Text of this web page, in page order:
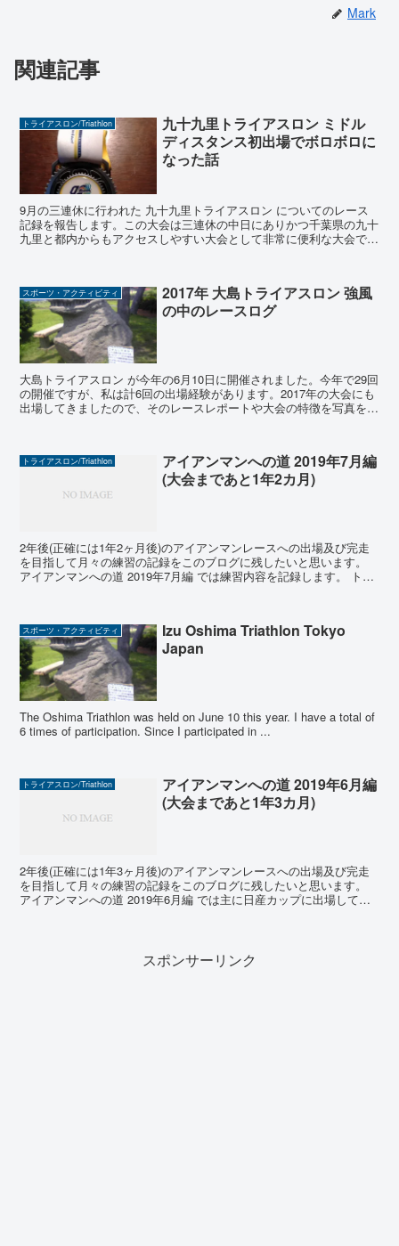
Mark
関連記事
トライアスロン/Triathlon
九十九里トライアスロン ミドル
ディスタンス初出場でボロボロに
なった話
9月の三連休に行われた 九十九里トライアスロン についてのレース
記録を報告します。この大会は三連休の中日にありかつ千葉県の九十
九里と都内からもアクセスしやすい大会として非常に便利な大会で
スポーツ・アクティビティ
2017年 大島トライアスロン 強風
の中のレースログ
大島トライアスロン が今年の6月10日に開催されました。今年で29回
の開催ですが、私は計6回の出場経験があります。2017年の大会にも
出場してきましたので、そのレースレポートや大会の特徴を写真を交
トライアスロン/Triathlon
アイアンマンへの道 2019年7月編
(大会まであと1年2カ月)
2年後(正確には1年2ヶ月後)のアイアンマンレースへの出場及び完走
を目指して月々の練習の記録をこのブログに残したいと思います。
アイアンマンへの道 2019年7月編 では練習内容を記録します。 トラ
スポーツ・アクティビティ
Izu Oshima Triathlon Tokyo
Japan
The Oshima Triathlon was held on June 10 this year. I have a total of
6 times of participation. Since I participated in ...
トライアスロン/Triathlon
アイアンマンへの道 2019年6月編
(大会まであと1年3カ月)
2年後(正確には1年3ヶ月後)のアイアンマンレースへの出場及び完走
を目指して月々の練習の記録をこのブログに残したいと思います。
アイアンマンへの道 2019年6月編 では主に日産カップに出場して感
スポンサーリンク